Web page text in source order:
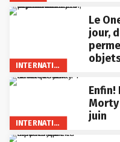
Le
jour,
Enfin!
juin